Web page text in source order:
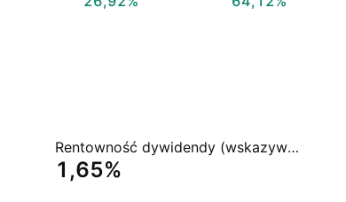
Rentowność dywidendy (wskazywana)
1,65%